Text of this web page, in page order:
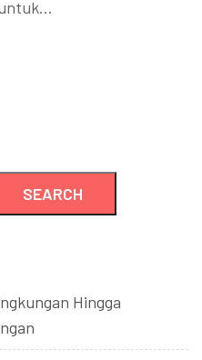
SEARCH
Hingga